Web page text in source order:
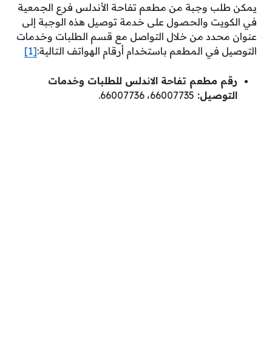
يمكن طلب وجبة من مطعم تفاحة الأندلس فرع الجمعية
في الكويت والحصول على خدمة توصيل هذه الوجبة إلى
عنوان محدد من خلال التواصل مع قسم الطلبات وخدمات
التوصيل في المطعم باستخدام أرقام الهواتف التالية:[1]
رقم مطعم تفاحة الاندلس للطلبات وخدمات
التوصيل: 66007735، 66007736.